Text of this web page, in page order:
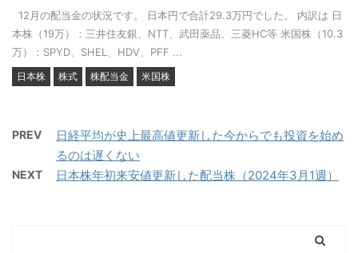
12月の配当金の状況です。 日本円で合計29.3万円でした。 内訳は 日
本株（19万）：三井住友銀、NTT、武田薬品、三菱HC等 米国株（10.3
万）：SPYD、SHEL、HDV、PFF ...
日本株 株式 株配当金 米国株
PREV
日経平均が史上最高値更新した今からでも投資を始め
るのは遅くない
NEXT 日本株年初来安値更新した配当株（2024年3月1週）